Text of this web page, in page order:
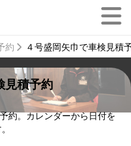
約 ４号盛岡矢巾で車検見積
見積予約
約。カレンダーから日付を